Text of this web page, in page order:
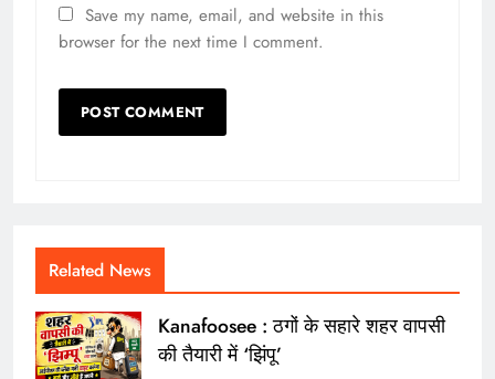
Save my name, email, and website in this
browser for the next time I comment.
Related News
Kanafoosee : ठगों के सहारे शहर वापसी
की तैयारी में ‘झिंपू’